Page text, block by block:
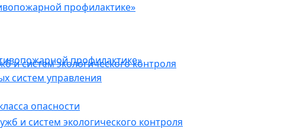
профилактике»
и систем экологического контроля
систем управления
опасности
профилактике»
и систем экологического контроля